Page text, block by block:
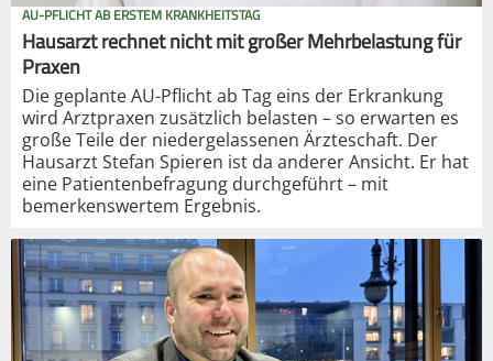
AU-PFLICHT AB ERSTEM KRANKHEITSTAG
Hausarzt rechnet nicht mit großer Mehrbelastung für
Praxen
Die geplante AU-Pflicht ab Tag eins der Erkrankung
wird Arztpraxen zusätzlich belasten – so erwarten es
große Teile der niedergelassenen Ärzteschaft. Der
Hausarzt Stefan Spieren ist da anderer Ansicht. Er hat
eine Patientenbefragung durchgeführt – mit
bemerkenswertem Ergebnis.